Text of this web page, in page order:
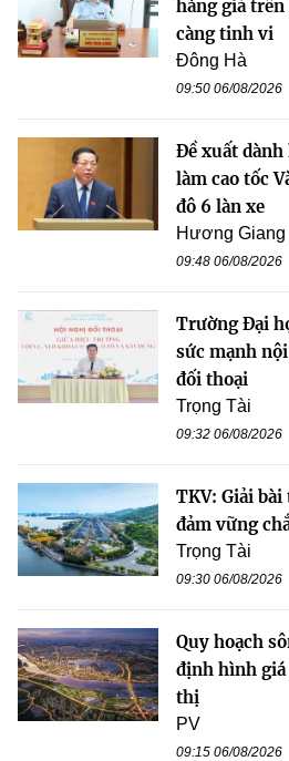
hàng giả
càng tinh vi
Đông Hà
09:50 06/08/2026
Đề xuất
làm cao tốc
đô 6 làn xe
Hương Giang
09:48 06/08/2026
Trường Đại
sức mạnh
đối thoại
Trọng Tài
09:32 06/08/2026
TKV: Giải
đảm vững
Trọng Tài
09:30 06/08/2026
Quy hoạch
định hình giá
thị
PV
09:15 06/08/2026